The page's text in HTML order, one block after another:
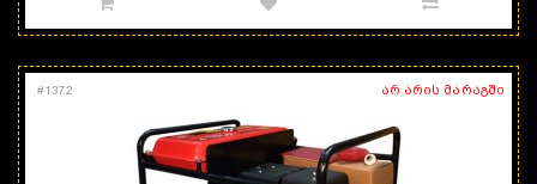
არ არის მარაგში
#1372